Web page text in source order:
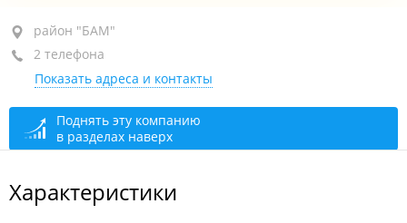
район "БАМ", ул. Героев Варяга, 2А
+7 914 658-07-77
+7 914 076-61-23
сегодня закрыто
район "БАМ"
2 телефона
Показать адреса и контакты
Поднять эту компанию
в разделах наверх
Характеристики